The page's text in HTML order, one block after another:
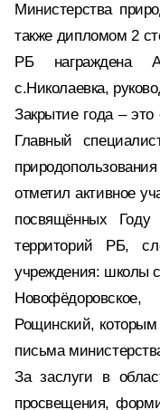
Министерства
также дипломом 2
РБ награждена
с.Николаевка,
Закрытие года – это
Главный
отметил активное
посвящённых
территорий РБ,
учреждения: школы
Рощинский,
письма
За заслуги в
просвещения,